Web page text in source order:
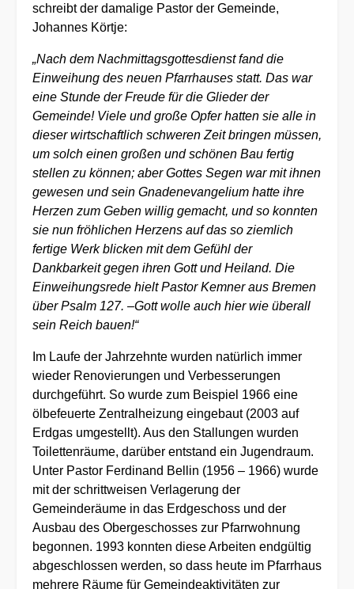
schreibt der damalige Pastor der Gemeinde,
Johannes Körtje:
„Nach dem Nachmittagsgottesdienst fand die
Einweihung des neuen Pfarrhauses statt. Das war
eine Stunde der Freude für die Glieder der
Gemeinde! Viele und große Opfer hatten sie alle in
dieser wirtschaftlich schweren Zeit bringen müssen,
um solch einen großen und schönen Bau fertig
stellen zu können; aber Gottes Segen war mit ihnen
gewesen und sein Gnadenevangelium hatte ihre
Herzen zum Geben willig gemacht, und so konnten
sie nun fröhlichen Herzens auf das so ziemlich
fertige Werk blicken mit dem Gefühl der
Dankbarkeit gegen ihren Gott und Heiland. Die
Einweihungsrede hielt Pastor Kemner aus Bremen
über Psalm 127. –Gott wolle auch hier wie überall
sein Reich bauen!“
Im Laufe der Jahrzehnte wurden natürlich immer
wieder Renovierungen und Verbesserungen
durchgeführt. So wurde zum Beispiel 1966 eine
ölbefeuerte Zentralheizung eingebaut (2003 auf
Erdgas umgestellt). Aus den Stallungen wurden
Toilettenräume, darüber entstand ein Jugendraum.
Unter Pastor Ferdinand Bellin (1956 – 1966) wurde
mit der schrittweisen Verlagerung der
Gemeinderäume in das Erdgeschoss und der
Ausbau des Obergeschosses zur Pfarrwohnung
begonnen. 1993 konnten diese Arbeiten endgültig
abgeschlossen werden, so dass heute im Pfarrhaus
mehrere Räume für Gemeindeaktivitäten zur